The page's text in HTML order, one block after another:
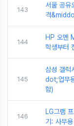
143
서울 공유
격
144
HP 오멘
학생부터
145
삼성 갤
dot;업무
함)
146
LG그램
기: 사무